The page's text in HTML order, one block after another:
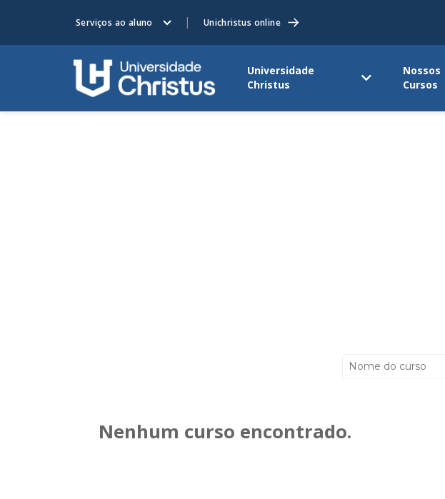
Serviços ao aluno Unichristus online
Universidade
Christus
Nossos
Cursos
Nenhum curso encontrado.